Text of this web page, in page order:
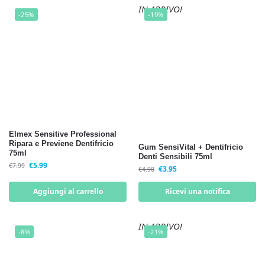
-25%
Elmex Sensitive Professional
Ripara e Previene Dentifricio
75ml
€7.99 €5.99
Aggiungi al carrello
-19%
IN ARRIVO!
Gum SensiVital + Dentifricio
Denti Sensibili 75ml
€4.90 €3.95
Ricevi una notifica
-8% -21%
IN ARRIVO!